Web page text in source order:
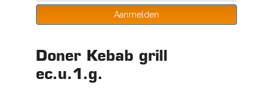
Aanmelden
Doner Kebab grill
ec.u.1.g.